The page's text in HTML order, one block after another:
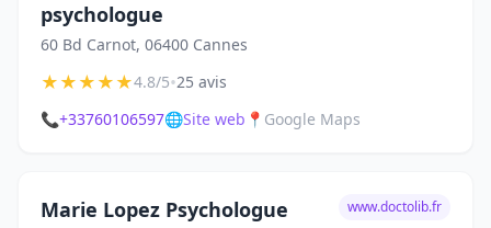
psychologue
60 Bd Carnot, 06400 Cannes
★★★★★4.8/5•25 avis
📞+33760106597🌐Site web 📍 Google Maps
Marie Lopez Psychologue www.doctolib.fr